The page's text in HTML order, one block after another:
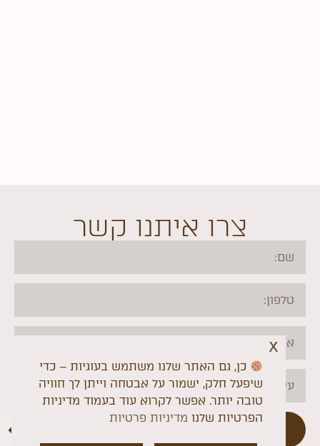
כן, גם האתר שלנו משתמש בעוגיות – כדי
שיפעל חלק, ישמור על אבטחה וייתן לך חוויה
טובה יותר. אפשר לקרוא עוד בעמוד מדיניות
הפרטיות שלנו מדיניות פרטיות
x
צרו איתנו קשר